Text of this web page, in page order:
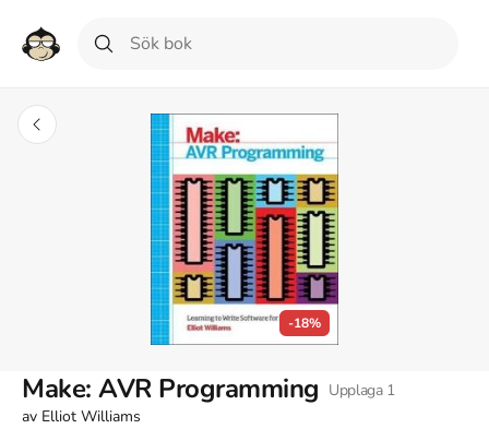
-18%
Make: AVR Programming Upplaga 1
av Elliot Williams